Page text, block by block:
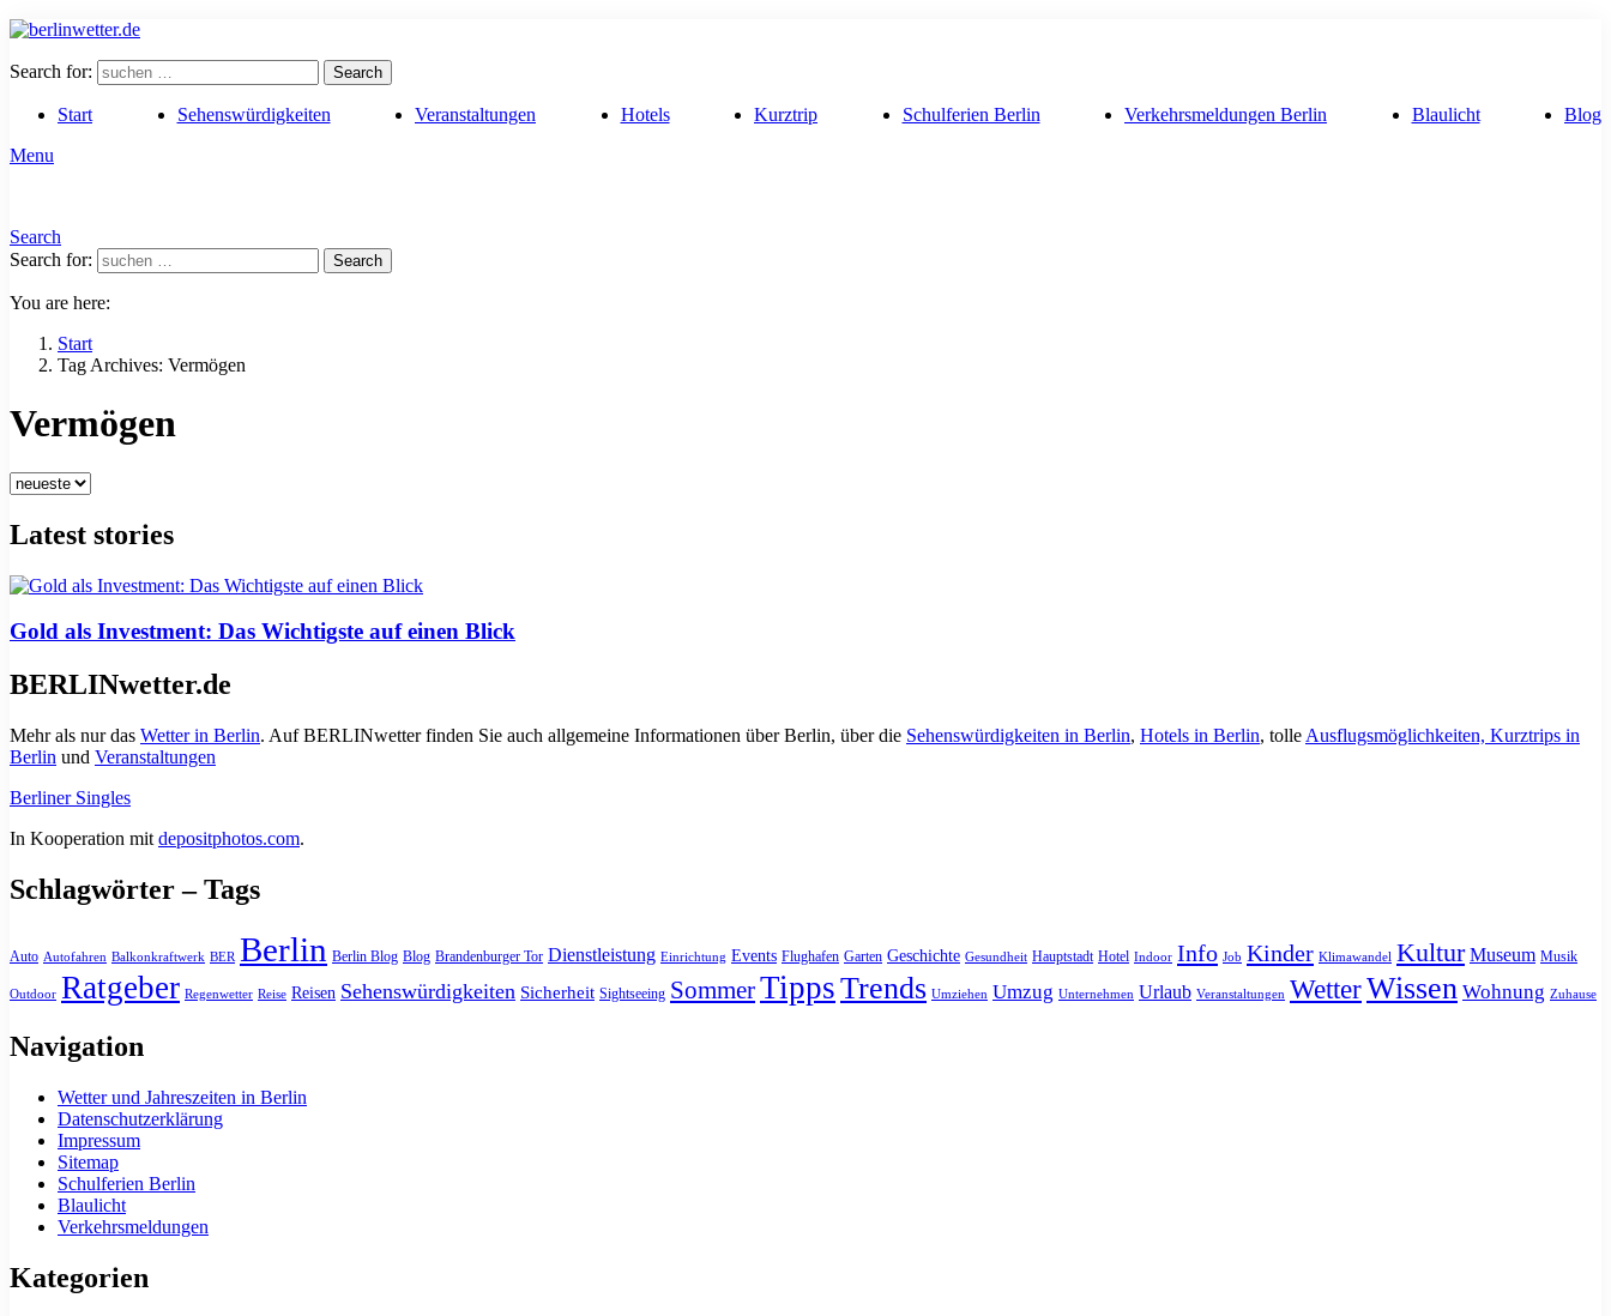
Search for: Search
Start Sehenswürdigkeiten Veranstaltungen Hotels Kurztrip Schulferien Berlin Verkehrsmeldungen Berlin Blaulicht
Blog
Menu
Search
Search for:
Search
You are here:
Start
Tag Archives: Vermögen
Vermögen
Latest stories
Gold als Investment: Das Wichtigste auf einen Blick
BERLINwetter.de
Mehr als nur das Wetter in Berlin. Auf BERLINwetter finden Sie auch allgemeine Informationen über Berlin, über die Sehenswürdigkeiten in Berlin, Hotels in Berlin, tolle Ausflugsmöglichkeiten, Kurztrips in
Berlin und Veranstaltungen
Berliner Singles
In Kooperation mit depositphotos.com.
Schlagwörter – Tags
Auto Autofahren Balkonkraftwerk BER Berlin Berlin Blog Blog Brandenburger Tor Dienstleistung Einrichtung Events Flughafen Garten Geschichte Gesundheit Hauptstadt Hotel Indoor Info Job Kinder Klimawandel Kultur Museum Musik
Outdoor Ratgeber Regenwetter Reise Reisen Sehenswürdigkeiten Sicherheit Sightseeing SommerTippsTrends Umziehen Umzug Unternehmen Urlaub Veranstaltungen WetterWissen Wohnung Zuhause
Navigation
Wetter und Jahreszeiten in Berlin
Datenschutzerklärung
Impressum
Sitemap
Schulferien Berlin
Blaulicht
Verkehrsmeldungen
Kategorien